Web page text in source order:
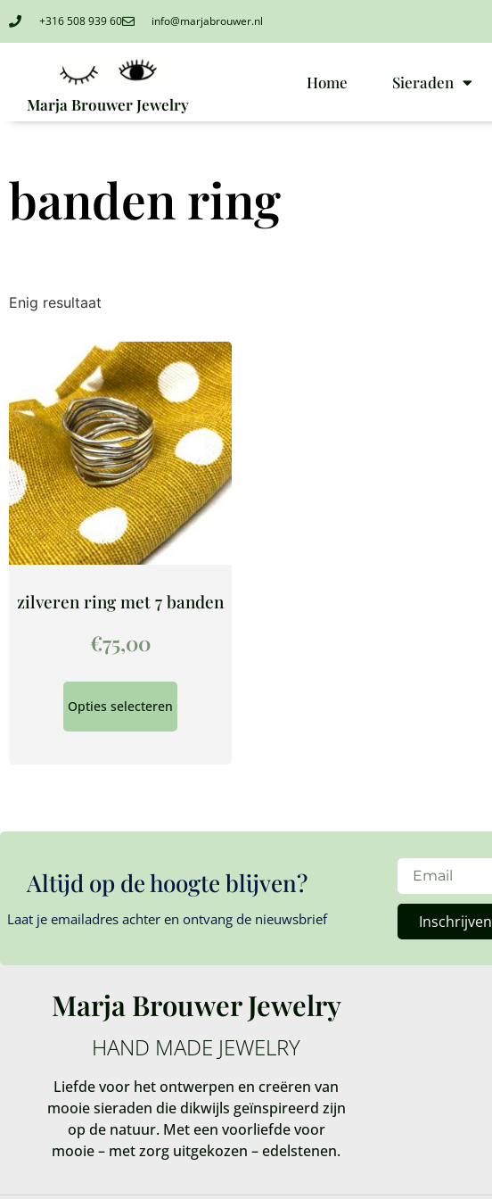
+316 508 939 60 info@marjabrouwer.nl
Marja Brouwer Jewelry
Home Sieraden
banden ring
Enig resultaat
zilveren ring met 7 banden
€75,00
Opties selecteren
Altijd op de hoogte blijven?
Laat je emailadres achter en ontvang de nieuwsbrief Inschrijven
Marja Brouwer Jewelry
HAND MADE JEWELRY
Liefde voor het ontwerpen en creëren van
mooie sieraden die dikwijls geïnspireerd zijn
op de natuur. Met een voorliefde voor
mooie – met zorg uitgekozen – edelstenen.